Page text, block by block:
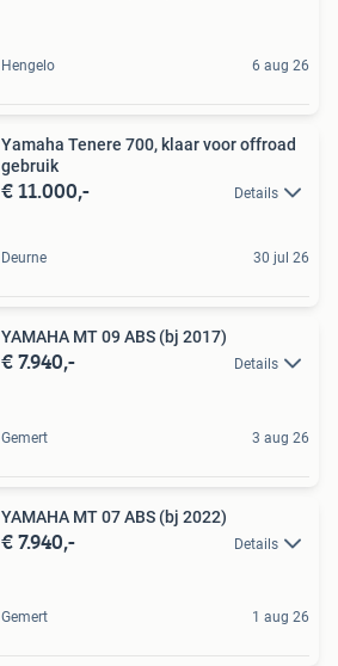
Hengelo 6 aug 26
Yamaha Tenere 700, klaar voor offroad
gebruik
€ 11.000,- Details
Deurne 30 jul 26
YAMAHA MT 09 ABS (bj 2017)
€ 7.940,- Details
Gemert 3 aug 26
YAMAHA MT 07 ABS (bj 2022)
€ 7.940,- Details
Gemert 1 aug 26